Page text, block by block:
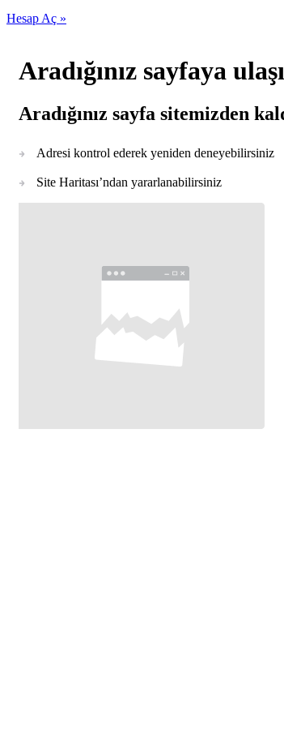
Hesap Aç »
Aradığınız sayfaya
Aradığınız sayfa sitemizden
Adresi kontrol ederek yeniden deneyebilirsiniz
Site Haritası’ndan yararlanabilirsiniz